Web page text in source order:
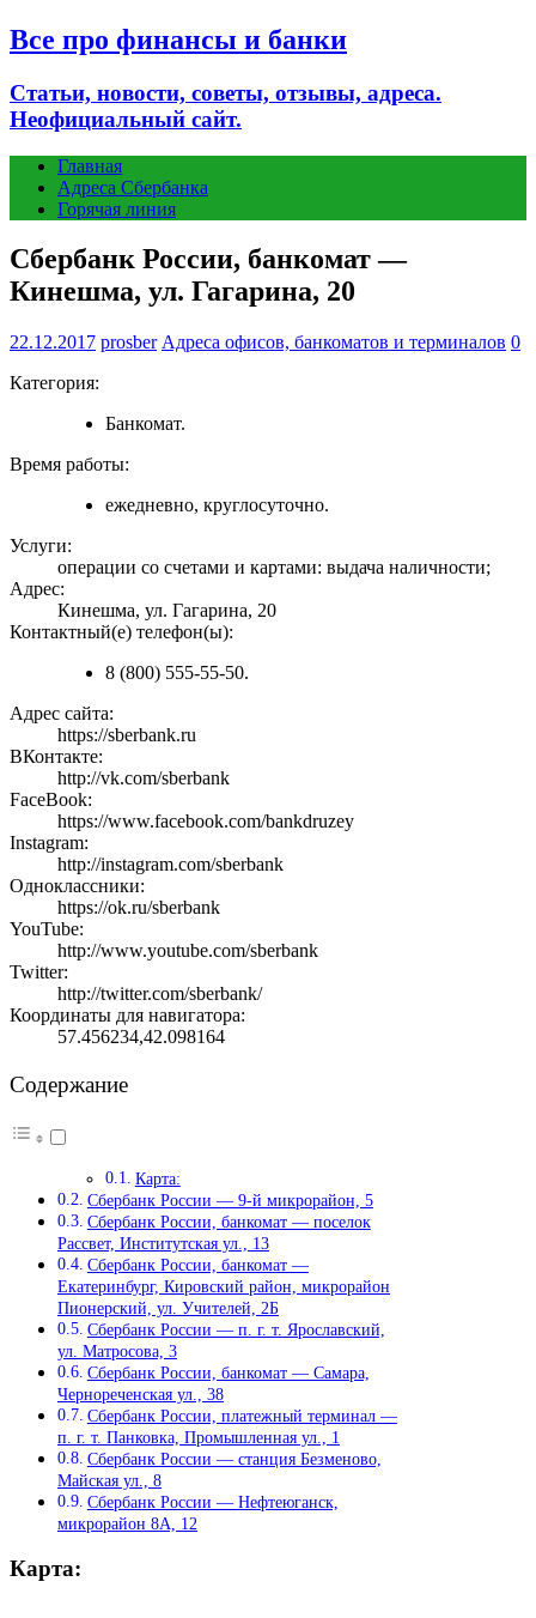
Все про финансы и банки
Статьи, новости, советы, отзывы, адреса.
Неофициальный сайт.
Главная
Адреса Сбербанка
Горячая линия
Сбербанк России, банкомат —
Кинешма, ул. Гагарина, 20
22.12.2017 prosber Адреса офисов, банкоматов и терминалов 0
Категория:
Банкомат.
Время работы:
ежедневно, круглосуточно.
Услуги:
операции со счетами и картами: выдача наличности;
Адрес:
Кинешма, ул. Гагарина, 20
Контактный(е) телефон(ы):
8 (800) 555-55-50.
Адрес сайта:
https://sberbank.ru
ВКонтакте:
http://vk.com/sberbank
FaceBook:
https://www.facebook.com/bankdruzey
Instagram:
http://instagram.com/sberbank
Одноклассники:
https://ok.ru/sberbank
YouTube:
http://www.youtube.com/sberbank
Twitter:
http://twitter.com/sberbank/
Координаты для навигатора:
57.456234,42.098164
Содержание
Карта:
Сбербанк России — 9-й микрорайон, 5
Сбербанк России, банкомат — поселок
Рассвет, Институтская ул., 13
Сбербанк России, банкомат —
Екатеринбург, Кировский район, микрорайон
Пионерский, ул. Учителей, 2Б
Сбербанк России — п. г. т. Ярославский,
ул. Матросова, 3
Сбербанк России, банкомат — Самара,
Чернореченская ул., 38
Сбербанк России, платежный терминал —
п. г. т. Панковка, Промышленная ул., 1
Сбербанк России — станция Безменово,
Майская ул., 8
Сбербанк России — Нефтеюганск,
микрорайон 8А, 12
Карта: